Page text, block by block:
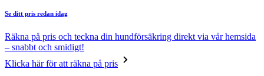
Se ditt pris redan idag
Räkna på pris och teckna din hundförsäkring direkt via vår hemsida
– snabbt och smidigt!
Klicka här för att räkna på pris